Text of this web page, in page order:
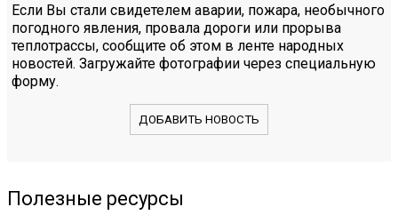
Если Вы стали свидетелем аварии, пожара, необычного
погодного явления, провала дороги или прорыва
теплотрассы, сообщите об этом в ленте народных
новостей. Загружайте фотографии через специальную
форму.
ДОБАВИТЬ НОВОСТЬ
Полезные ресурсы